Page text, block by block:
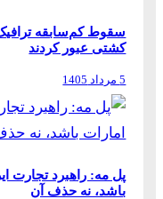
کشتی عبور کردند
5 مرداد 1405
پل مه: راهبرد تجارت
باشد، نه حذف آن